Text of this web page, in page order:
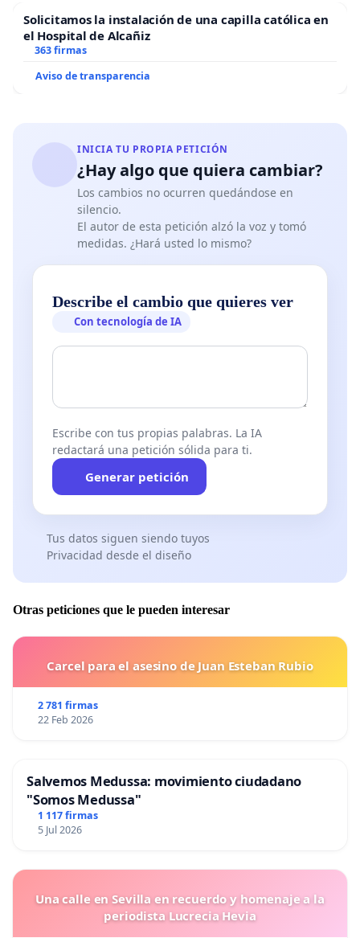
Solicitamos la instalación de una capilla católica en
el Hospital de Alcañiz
363 firmas
Aviso de transparencia
INICIA TU PROPIA PETICIÓN
¿Hay algo que quiera cambiar?
Los cambios no ocurren quedándose en
silencio.
El autor de esta petición alzó la voz y tomó
medidas. ¿Hará usted lo mismo?
Describe el cambio que quieres ver
Con tecnología de IA
Escribe con tus propias palabras. La IA
redactará una petición sólida para ti.
Generar petición
Tus datos siguen siendo tuyos
Privacidad desde el diseño
Otras peticiones que le pueden interesar
Carcel para el asesino de Juan Esteban Rubio
2 781 firmas
22 Feb 2026
Salvemos Medussa: movimiento ciudadano
"Somos Medussa"
1 117 firmas
5 Jul 2026
Una calle en Sevilla en recuerdo y homenaje a la
periodista Lucrecia Hevia